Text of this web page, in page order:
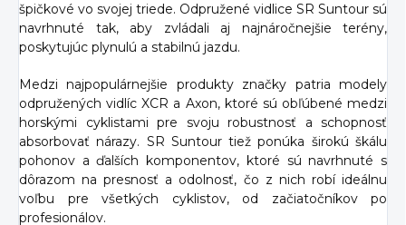
špičkové vo svojej triede. Odpružené vidlice SR Suntour sú
navrhnuté tak, aby zvládali aj najnáročnejšie terény,
poskytujúc plynulú a stabilnú jazdu.
Medzi najpopulárnejšie produkty značky patria modely
odpružených vidlíc XCR a Axon, ktoré sú obľúbené medzi
horskými cyklistami pre svoju robustnosť a schopnosť
absorbovať nárazy. SR Suntour tiež ponúka širokú škálu
pohonov a ďalších komponentov, ktoré sú navrhnuté s
dôrazom na presnosť a odolnosť, čo z nich robí ideálnu
voľbu pre všetkých cyklistov, od začiatočníkov po
profesionálov.